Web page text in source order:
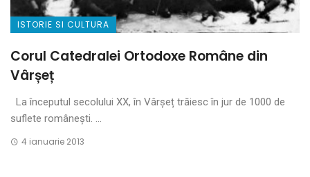
ISTORIE SI CULTURA
Corul Catedralei Ortodoxe Române din
Vârșeț
La începutul secolului XX, în Vârșeț trăiesc în jur de 1000 de
suflete românești. ...
4 ianuarie 2013